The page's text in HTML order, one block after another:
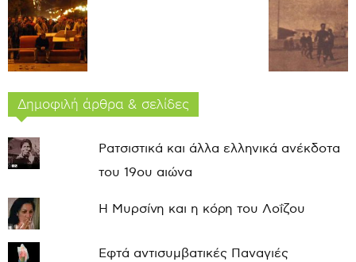
Δημοφιλή άρθρα & σελίδες
Ρατσιστικά και άλλα ελληνικά ανέκδοτα
του 19ου αιώνα
Η Μυρσίνη και η κόρη του Λοΐζου
Εφτά αντισυμβατικές Παναγιές